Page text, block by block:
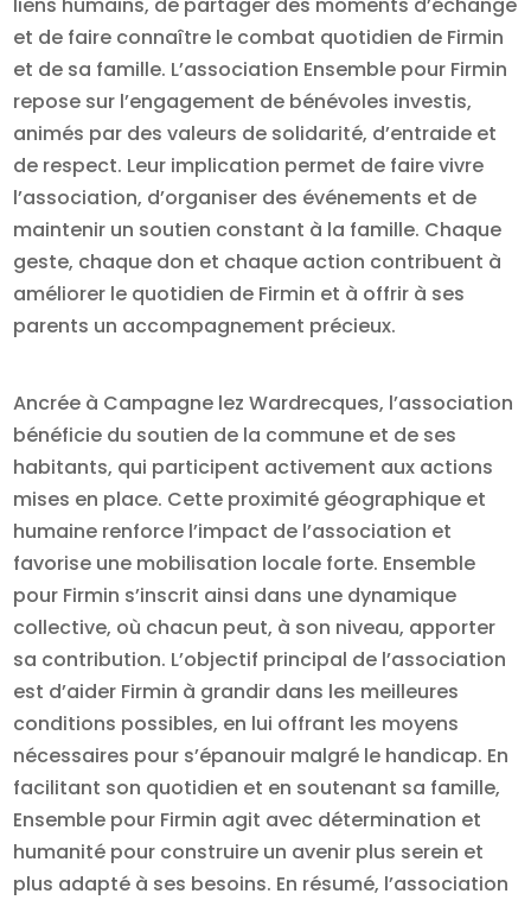
et de faire connaître le combat quotidien de Firmin
et de sa famille. L’association Ensemble pour Firmin
repose sur l’engagement de bénévoles investis,
animés par des valeurs de solidarité, d’entraide et
de respect. Leur implication permet de faire vivre
l’association, d’organiser des événements et de
maintenir un soutien constant à la famille. Chaque
geste, chaque don et chaque action contribuent à
améliorer le quotidien de Firmin et à offrir à ses
parents un accompagnement précieux.
Ancrée à Campagne lez Wardrecques, l’association
bénéficie du soutien de la commune et de ses
habitants, qui participent activement aux actions
mises en place. Cette proximité géographique et
humaine renforce l’impact de l’association et
favorise une mobilisation locale forte. Ensemble
pour Firmin s’inscrit ainsi dans une dynamique
collective, où chacun peut, à son niveau, apporter
sa contribution. L’objectif principal de l’association
est d’aider Firmin à grandir dans les meilleures
conditions possibles, en lui offrant les moyens
nécessaires pour s’épanouir malgré le handicap. En
facilitant son quotidien et en soutenant sa famille,
Ensemble pour Firmin agit avec détermination et
humanité pour construire un avenir plus serein et
plus adapté à ses besoins. En résumé, l’association